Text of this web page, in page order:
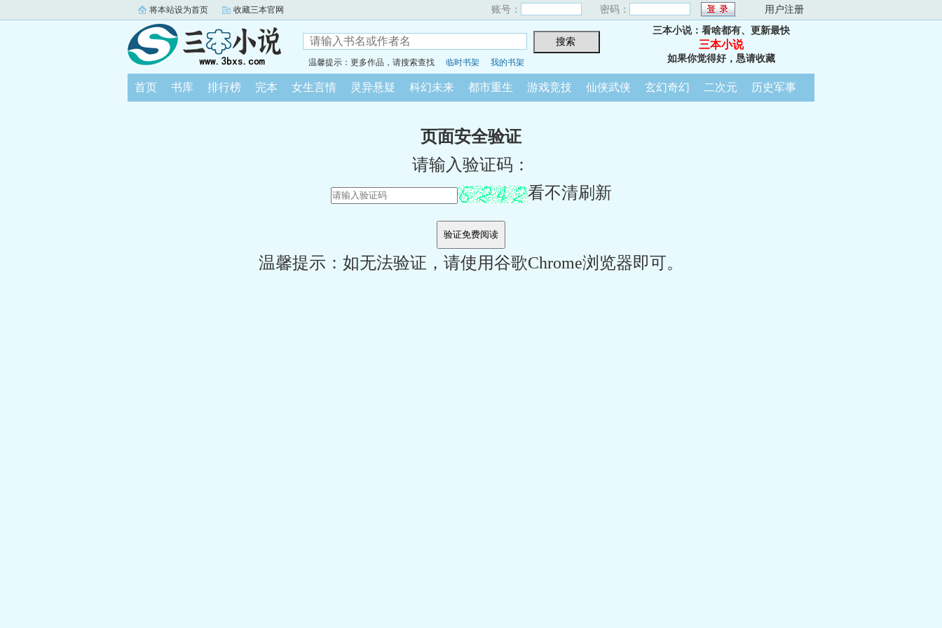
将本站设为首页 收藏三本官网 账号： 密码： 用户注册
温馨提示：更多作品，请搜索查找 临时书架 我的书架
三本小说：看啥都有、更新最快
三本小说
如果你觉得好，恳请收藏
首页 书库 排行榜 完本 女生言情 灵异悬疑 科幻未来 都市重生 游戏竞技 仙侠武侠 玄幻奇幻 二次元 历史军事
页面安全验证
请输入验证码：
看不清刷新
温馨提示：如无法验证，请使用谷歌Chrome浏览器即可。